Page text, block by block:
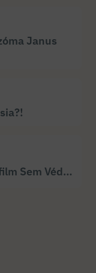
Janus
Sem Véd…